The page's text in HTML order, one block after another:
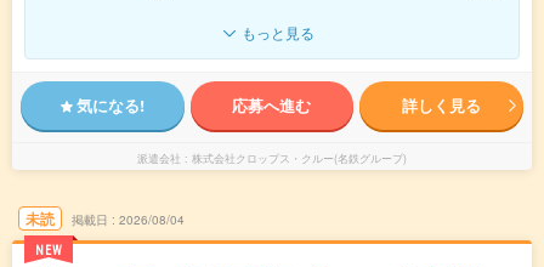
もっと見る
気になる! 応募へ進む 詳しく見る
派遣会社 株式会社クロップス・クルー(名鉄グループ)
未読
NEW
掲載日 2026/08/04